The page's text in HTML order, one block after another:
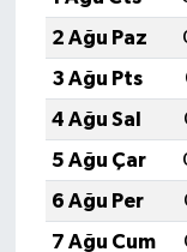
2 Ağu Paz
3 Ağu Pts
4 Ağu Sal
5 Ağu Çar
6 Ağu Per
7 Ağu Cum